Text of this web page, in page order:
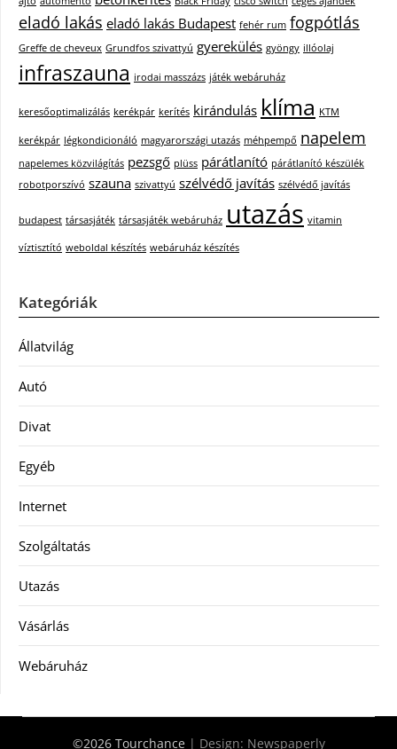
eladó lakás eladó lakás Budapest fehér rum fogpótlás
Greffe de cheveux Grundfos szivattyú gyerekülés gyöngy illóolaj
infraszauna irodai masszázs játék webáruház
keresőoptimalizálás kerékpár kerítés kirándulás klíma KTM
kerékpár légkondicionáló magyarországi utazás méhpempő napelem
napelemes közvilágítás pezsgő plüss párátlanító párátlanító készülék
robotporszívó szauna szivattyú szélvédő javítás szélvédő javítás
budapest társasjáték társasjáték webáruház utazás vitamin
víztisztító weboldal készítés webáruház készítés
Kategóriák
Állatvilág
Autó
Divat
Egyéb
Internet
Szolgáltatás
Utazás
Vásárlás
Webáruház
©2026 Tourchance | Design: Newspaperly